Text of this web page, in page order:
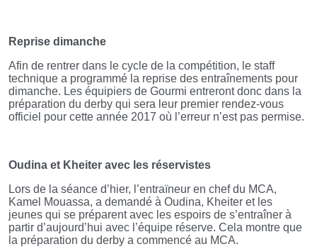
Reprise dimanche
Afin de rentrer dans le cycle de la compétition, le staff
technique a programmé la reprise des entraînements pour
dimanche. Les équipiers de Gourmi entreront donc dans la
préparation du derby qui sera leur premier rendez-vous
officiel pour cette année 2017 où l’erreur n’est pas permise.
Oudina et Kheiter avec les réservistes
Lors de la séance d’hier, l’entraïneur en chef du MCA,
Kamel Mouassa, a demandé à Oudina, Kheiter et les
jeunes qui se préparent avec les espoirs de s’entraîner à
partir d’aujourd’hui avec l’équipe réserve. Cela montre que
la préparation du derby a commencé au MCA.